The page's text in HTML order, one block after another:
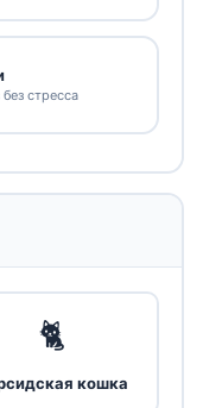
стресса
🐈
кошка